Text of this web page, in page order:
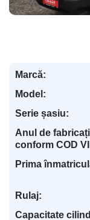
Marcă:
Model:
Serie șasiu:
Anul de
conform COD
Prima
Rulaj:
Capacitate